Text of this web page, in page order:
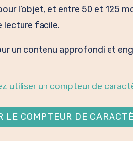
l’objet, et entre 50 et 125
lecture facile.
un contenu approfondi et
utiliser un compteur de
LE COMPTEUR DE